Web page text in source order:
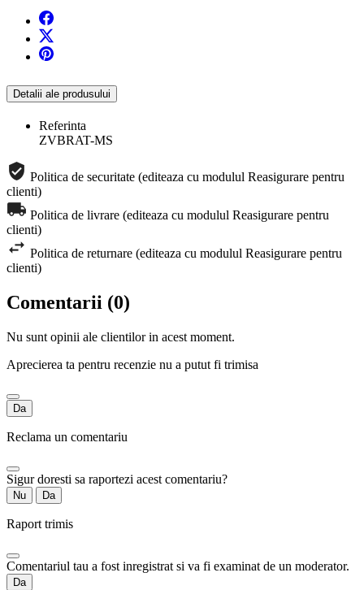
Detalii ale produsului
Referinta
ZVBRAT-MS
Politica de securitate (editeaza cu modulul Reasigurare pentru
clienti)
Politica de livrare (editeaza cu modulul Reasigurare pentru
clienti)
Politica de returnare (editeaza cu modulul Reasigurare pentru
clienti)
Comentarii (0)
Nu sunt opinii ale clientilor in acest moment.
Aprecierea ta pentru recenzie nu a putut fi trimisa
Da
Reclama un comentariu
Sigur doresti sa raportezi acest comentariu?
Nu Da
Raport trimis
Comentariul tau a fost inregistrat si va fi examinat de un moderator.
Da